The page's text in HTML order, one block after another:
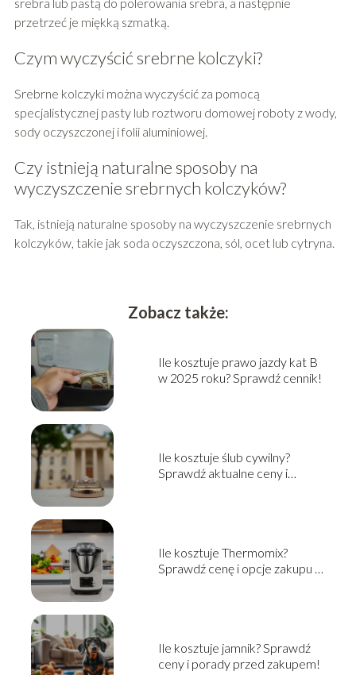
przetrzeć je miękką szmatką.
Czym wyczyścić srebrne kolczyki?
Srebrne kolczyki można wyczyścić za pomocą
specjalistycznej pasty lub roztworu domowej roboty z wody,
sody oczyszczonej i folii aluminiowej.
Czy istnieją naturalne sposoby na
wyczyszczenie srebrnych kolczyków?
Tak, istnieją naturalne sposoby na wyczyszczenie srebrnych
kolczyków, takie jak soda oczyszczona, sól, ocet lub cytryna.
Zobacz także:
Ile kosztuje prawo jazdy kat B
w 2025 roku? Sprawdź cennik!
Ile kosztuje ślub cywilny?
Sprawdź aktualne ceny i
Ile kosztuje Thermomix?
Sprawdź cenę i opcje zakupu w
Ile kosztuje jamnik? Sprawdź
ceny i porady przed zakupem!